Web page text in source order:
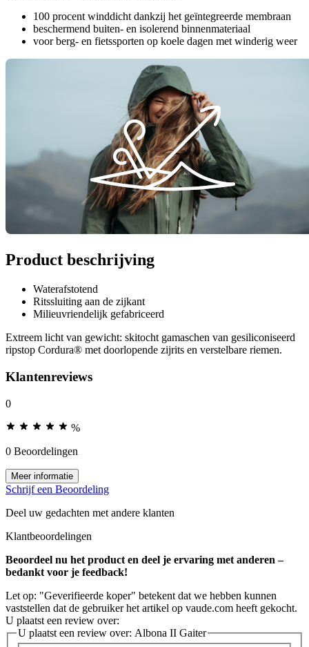
100 procent winddicht dankzij het geïntegreerde membraan
beschermend buiten- en isolerend binnenmateriaal
voor berg- en fietssporten op koele dagen met winderig weer
Product beschrijving
Waterafstotend
Ritssluiting aan de zijkant
Milieuvriendelijk gefabriceerd
Extreem licht van gewicht: skitocht gamaschen van gesiliconiseerd
ripstop Cordura® met doorlopende zijrits en verstelbare riemen.
Klantenreviews
0
%
0 Beoordelingen
Meer informatie
Schrijf een Beoordeling
Deel uw gedachten met andere klanten
Klantbeoordelingen
Beoordeel nu het product en deel je ervaring met anderen –
bedankt voor je feedback!
Let op: "Geverifieerde koper" betekent dat we hebben kunnen
vaststellen dat de gebruiker het artikel op vaude.com heeft gekocht.
U plaatst een review over:
U plaatst een review over: Albona II Gaiter